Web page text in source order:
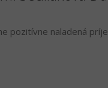
pozitívne naladená